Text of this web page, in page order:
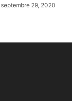
septembre 29, 2020